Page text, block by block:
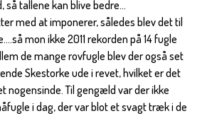
tallene kan blive bedre...
med at imponerer, således blev det til
mon ikke 2011 rekorden på 14 fugle
de mange rovfugle blev der også set
Skestorke ude i revet, hvilket er det
nogensinde. Til gengæld var der ikke
i dag, der var blot et svagt træk i de